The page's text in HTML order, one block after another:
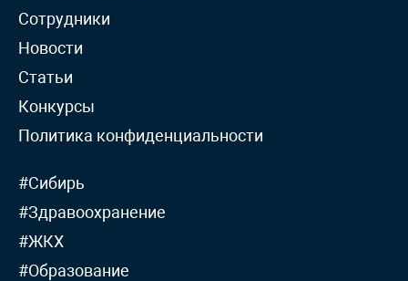
Сотрудники
Новости
Статьи
Конкурсы
Политика конфиденциальности
#Сибирь
#Здравоохранение
#ЖКХ
#Образование